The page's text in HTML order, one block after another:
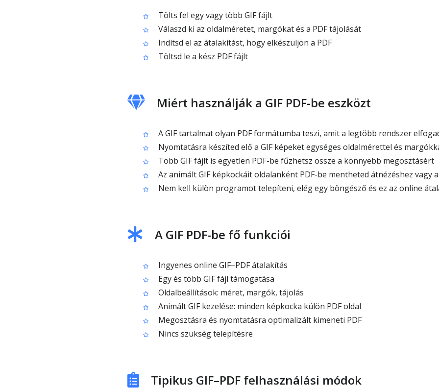
Tölts fel egy vagy több GIF fájlt
Válaszd ki az oldalméretet, margókat és a PDF tájolását
Indítsd el az átalakítást, hogy elkészüljön a PDF
Töltsd le a kész PDF fájlt
Miért használják a GIF PDF-be eszközt
A GIF tartalmat olyan PDF formátumba teszi, amit a legtöbb rendszer
Nyomtatásra készíted elő a GIF képeket egységes oldalmérettel és
Több GIF fájlt is egyetlen PDF-be fűzhetsz össze a könnyebb megosztásért
Az animált GIF képkockáit oldalanként PDF-be mentheted átnézéshez vagy
Nem kell külön programot telepíteni, elég egy böngésző és ez az online
A GIF PDF-be fő funkciói
Ingyenes online GIF–PDF átalakítás
Egy és több GIF fájl támogatása
Oldalbeállítások: méret, margók, tájolás
Animált GIF kezelése: minden képkocka külön PDF oldal
Megosztásra és nyomtatásra optimalizált kimeneti PDF
Nincs szükség telepítésre
Tipikus GIF–PDF felhasználási módok